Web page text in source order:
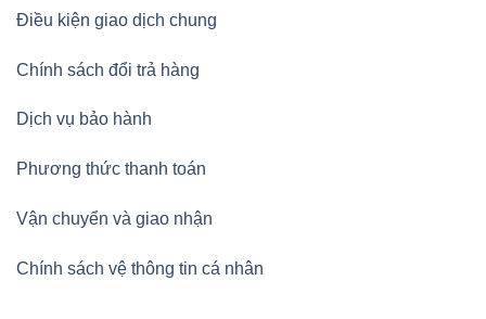
Điều kiện giao dịch chung
Chính sách đổi trả hàng
Dịch vụ bảo hành
Phương thức thanh toán
Vận chuyển và giao nhận
Chính sách vệ thông tin cá nhân